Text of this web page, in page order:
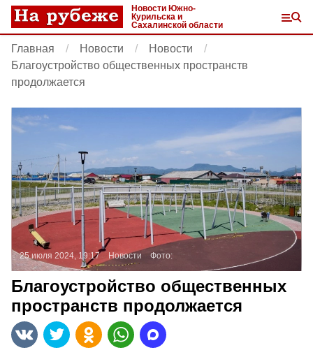
Новости Южно-
Курильска и
Сахалинской области
Главная Новости
Новости
Благоустройство общественных пространств
продолжается
25 июля 2024, 19:17 Новости Фото:
Благоустройство общественных
пространств продолжается